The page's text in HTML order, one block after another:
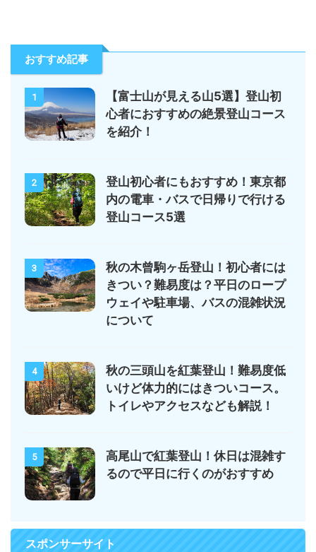
おすすめ記事
1
【富士山が見える山5選】登山初
心者におすすめの絶景登山コース
を紹介！
2
登山初心者にもおすすめ！東京都
内の電車・バスで日帰りで行ける
登山コース5選
3
秋の木曾駒ヶ岳登山！初心者には
きつい？難易度は？平日のロープ
ウェイや駐車場、バスの混雑状況
について
4
秋の三頭山を紅葉登山！難易度低
いけど体力的にはきついコース。
トイレやアクセスなども解説！
5
高尾山で紅葉登山！休日は混雑す
るので平日に行くのがおすすめ
スポンサーサイト